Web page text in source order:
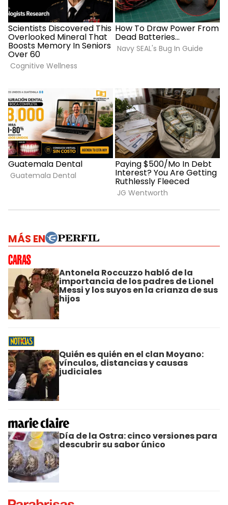
MÁS EN
Antonela Roccuzzo habló de la
importancia de los padres de Lionel
Messi y los suyos en la crianza de sus
hijos
Quién es quién en el clan Moyano:
vínculos, distancias y causas
judiciales
Día de la Ostra: cinco versiones para
descubrir su sabor único